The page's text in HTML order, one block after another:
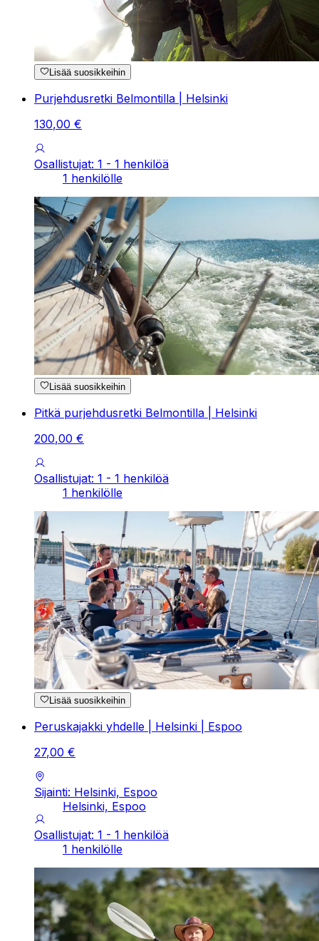
Lisää suosikkeihin
Purjehdusretki Belmontilla | Helsinki
130,00 €
Osallistujat: 1 - 1 henkilöä
1 henkilölle
Lisää suosikkeihin
Pitkä purjehdusretki Belmontilla | Helsinki
200,00 €
Osallistujat: 1 - 1 henkilöä
1 henkilölle
Lisää suosikkeihin
Peruskajakki yhdelle | Helsinki | Espoo
27,00 €
Sijainti: Helsinki, Espoo
Helsinki, Espoo
Osallistujat: 1 - 1 henkilöä
1 henkilölle